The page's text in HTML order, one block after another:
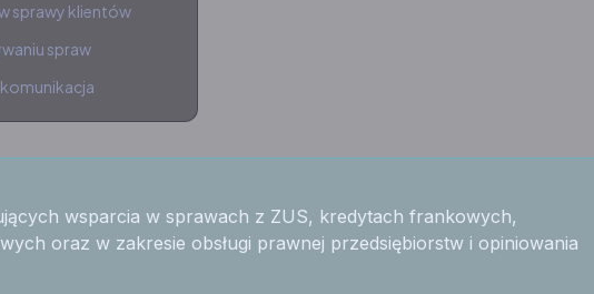
sprawy klientów
spraw
wsparcia w sprawach z ZUS, kredytach frankowych,
oraz w zakresie obsługi prawnej przedsiębiorstw i opiniowania